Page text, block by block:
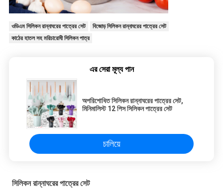
ওডিএম সিলিকন রান্নাঘরের পাত্রের সেট
বিজোড় সিলিকন রান্নাঘরের পাত্রের সেট
কাঠের হাতল সহ মরিচারোধী সিলিকন পাত্র
এর সেরা মূল্য পান
অপরিশোধিত সিলিকন রান্নাঘরের পাত্রের সেট,
মিনিমালিস্ট 12 পিস সিলিকন পাত্রের সেট
চালিয়ে
সিলিকন রান্নাঘরের পাত্রের সেট